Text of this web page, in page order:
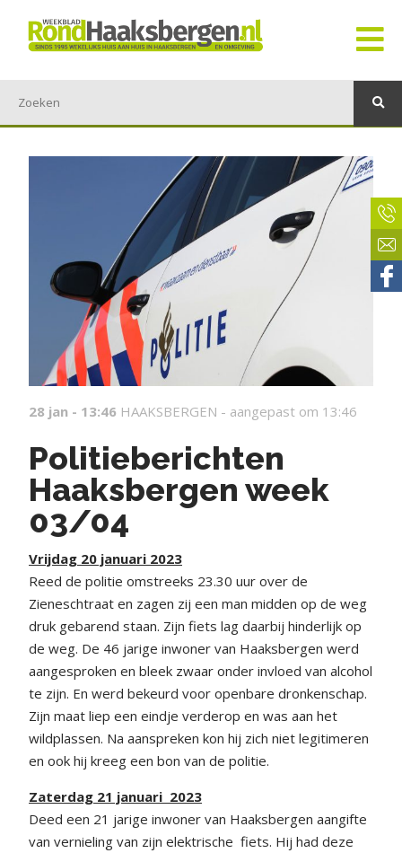
28 jan - 13:46 HAAKSBERGEN - aangepast om 13:46
Politieberichten
Haaksbergen week
03/04
Vrijdag 20 januari 2023
Reed de politie omstreeks 23.30 uur over de
Zieneschtraat en zagen zij een man midden op de weg
druk gebarend staan. Zijn fiets lag daarbij hinderlijk op
de weg. De 46 jarige inwoner van Haaksbergen werd
aangesproken en bleek zwaar onder invloed van alcohol
te zijn. En werd bekeurd voor openbare dronkenschap.
Zijn maat liep een eindje verderop en was aan het
wildplassen. Na aanspreken kon hij zich niet legitimeren
en ook hij kreeg een bon van de politie.
Zaterdag 21 januari 2023
Deed een 21 jarige inwoner van Haaksbergen aangifte
van vernieling van zijn elektrische fiets. Hij had deze